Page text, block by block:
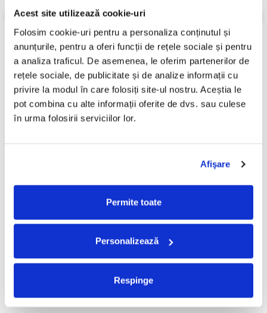
Acest site utilizează cookie-uri
Folosim cookie-uri pentru a personaliza conținutul și
anunțurile, pentru a oferi funcții de rețele sociale și pentru
a analiza traficul. De asemenea, le oferim partenerilor de
rețele sociale, de publicitate și de analize informații cu
privire la modul în care folosiți site-ul nostru. Aceștia le
pot combina cu alte informații oferite de dvs. sau culese
în urma folosirii serviciilor lor.
Afişare
Permite toate
Personalizează
Respinge
14. Shed
An Lansare:2001
Stil:Electronic ; Contemporary R&B
Stare Disc:
Near Mint (NM or M-)
Stare Coperta:Near Mint (NM or M-)
Informatii conformitate produs
PRODUSE ALTERNATIVE
Paulina - Nonstop (CD)
50,00 Lei
250,00 Lei